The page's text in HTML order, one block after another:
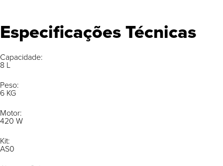
Especificações Técnicas
Capacidade:
8 L
Peso:
6 KG
Motor:
420 W
Kit:
AS0